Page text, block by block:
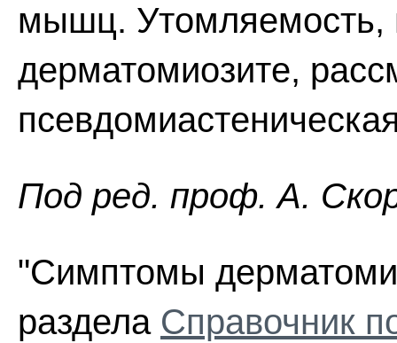
мышц. Утомляемость,
дерматомиозите,
Пoд peд. проф. А.
"Симптомы
раздела Справочник